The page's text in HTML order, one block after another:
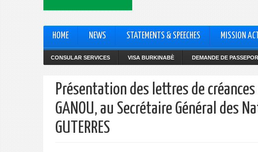
HOME NEWS STATEMENTS & SPEECHES MISSION
CONSULAR SERVICES VISA BURKINABÈ DEMANDE DE
Présentation des lettres de
GANOU, au Secrétaire Général des
GUTERRES